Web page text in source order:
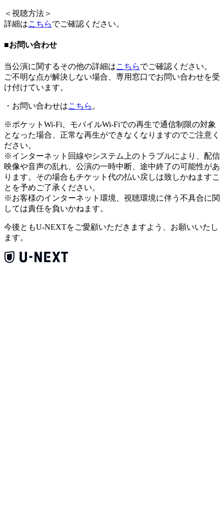
＜ 視聴方法 ＞
詳細はこちらでご確認ください。
■お問い合わせ
当公演に関するその他の詳細はこちらでご確認ください。
ご不明な点が解決しない場合、 専用窓口でお問い合わせを受
け付けています。
・お問い合わせはこちら 。
※ポケットWi-Fi、モバイルWi-Fiでの再生で通信制限の対象
となった場合、正常な再生ができなくなりますのでご注意く
ださい。
※インターネット回線やシステム上のトラブルにより、配信
映像や音声の乱れ、公演の一時中断、途中終了の可能性があ
ります。その場合もチケット代の払い戻しは致しかねますこ
とを予めご了承ください。
※お客様のインターネット環境、視聴環境に伴う不具合に関
しては責任を負いかねます。
今後ともU-NEXTをご愛顧いただきますよう、お願いいたし
ます。